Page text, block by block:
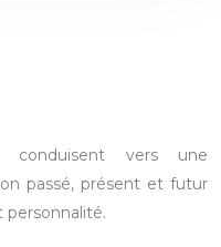
conduisent vers une
passé, présent et futur
personnalité.